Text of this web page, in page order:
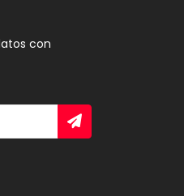
con